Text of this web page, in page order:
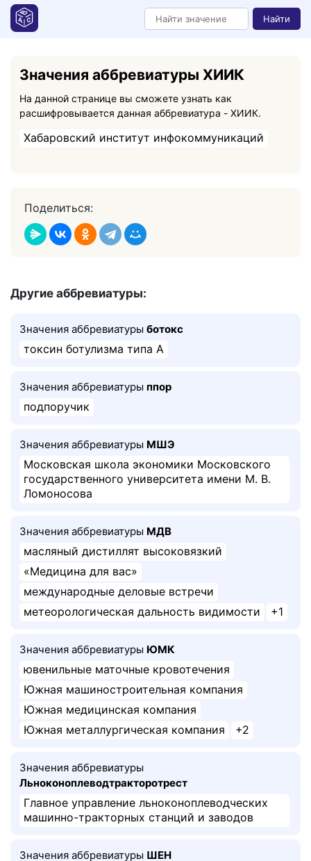
Найти
Значения аббревиатуры ХИИК
На данной странице вы сможете узнать как
расшифровывается данная аббревиатура - ХИИК.
Хабаровский институт инфокоммуникаций
Поделиться:
Другие аббревиатуры:
Значения аббревиатуры ботокс
токсин ботулизма типа А
Значения аббревиатуры ппор
подпоручик
Значения аббревиатуры МШЭ
Московская школа экономики Московского
государственного университета имени М. В.
Ломоносова
Значения аббревиатуры МДВ
масляный дистиллят высоковязкий
«Медицина для вас»
международные деловые встречи
метеорологическая дальность видимости
+1
Значения аббревиатуры ЮМК
ювенильные маточные кровотечения
Южная машиностроительная компания
Южная медицинская компания
Южная металлургическая компания
+2
Значения аббревиатуры
Льноконоплеводтракторотрест
Главное управление льноконоплеводческих
машинно-тракторных станций и заводов
Значения аббревиатуры ШЕН